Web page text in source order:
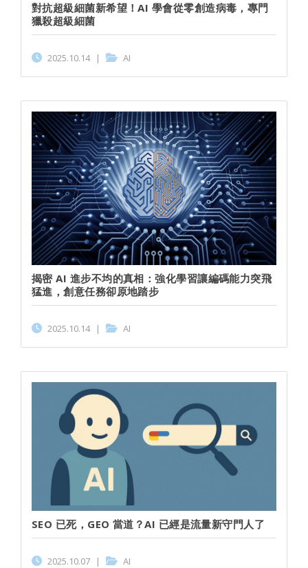
對抗超級細菌新希望！AI 學會從零創造病毒，專門
獵殺超級細菌
2025.10.14 | AI
揭密 AI 進步不均的真相：強化學習讓編碼能力突飛
猛進，創意任務卻原地踏步
2025.10.14 | AI
SEO 已死，GEO 當道？AI 已經是流量新守門人了
2025.10.07 | AI